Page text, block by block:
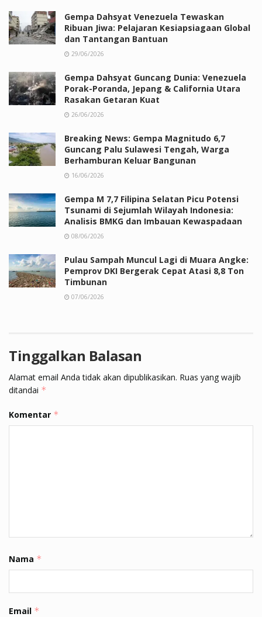
Gempa Dahsyat Venezuela Tewaskan
Ribuan Jiwa: Pelajaran Kesiapsiagaan Global
dan Tantangan Bantuan
29/06/2026
Gempa Dahsyat Guncang Dunia: Venezuela
Porak-Poranda, Jepang & California Utara
Rasakan Getaran Kuat
26/06/2026
Breaking News: Gempa Magnitudo 6,7
Guncang Palu Sulawesi Tengah, Warga
Berhamburan Keluar Bangunan
16/06/2026
Gempa M 7,7 Filipina Selatan Picu Potensi
Tsunami di Sejumlah Wilayah Indonesia:
Analisis BMKG dan Imbauan Kewaspadaan
08/06/2026
Pulau Sampah Muncul Lagi di Muara Angke:
Pemprov DKI Bergerak Cepat Atasi 8,8 Ton
Timbunan
07/06/2026
Tinggalkan Balasan
Alamat email Anda tidak akan dipublikasikan. Ruas yang wajib
ditandai *
Komentar *
Nama *
Email *